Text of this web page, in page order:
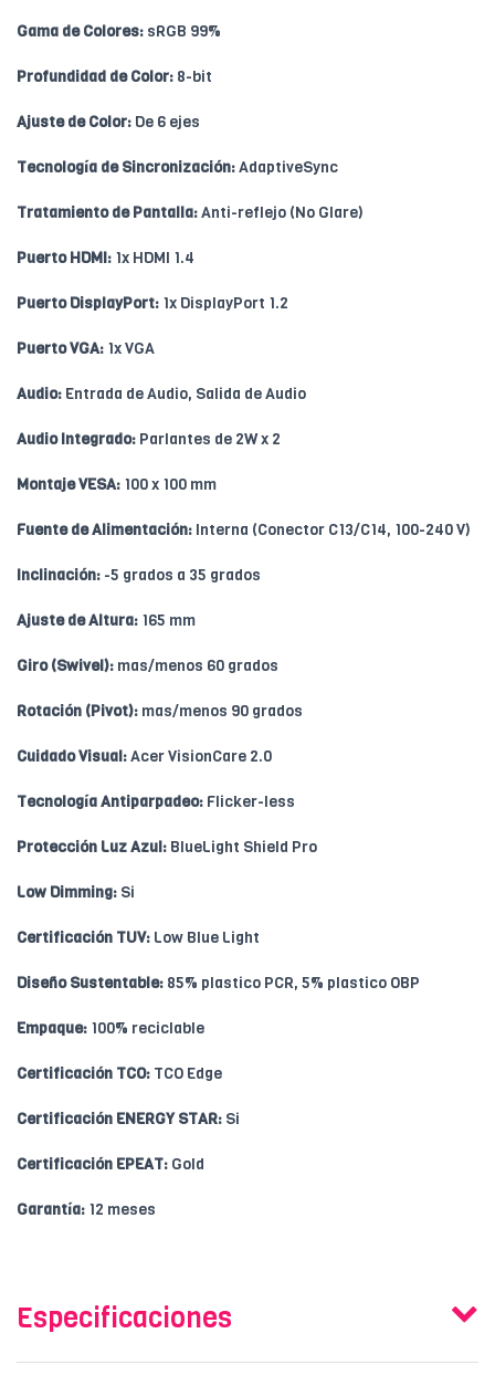
Gama de Colores: sRGB 99%
Profundidad de Color: 8-bit
Ajuste de Color: De 6 ejes
Tecnología de Sincronización:AdaptiveSync
Tratamiento de Pantalla:Anti-reflejo (No Glare)
Puerto HDMI: 1x HDMI 1.4
Puerto DisplayPort: 1x DisplayPort 1.2
Puerto VGA: 1x VGA
Audio: Entrada de Audio, Salida de Audio
Audio Integrado: Parlantes de 2W x 2
Montaje VESA: 100 x 100 mm
Fuente de Alimentación: Interna (Conector C13/C14, 100-240 V)
Inclinación: -5 grados a 35 grados
Ajuste de Altura: 165 mm
Giro (Swivel): mas/menos 60 grados
Rotación (Pivot): mas/menos 90 grados
Cuidado Visual:Acer VisionCare 2.0
Tecnología Antiparpadeo: Flicker-less
Protección Luz Azul: BlueLight Shield Pro
Low Dimming: Si
Certificación TUV: Low Blue Light
Diseño Sustentable: 85% plastico PCR, 5% plastico OBP
Empaque: 100% reciclable
Certificación TCO: TCO Edge
Certificación ENERGY STAR: Si
Certificación EPEAT: Gold
Garantía: 12 meses
Especificaciones